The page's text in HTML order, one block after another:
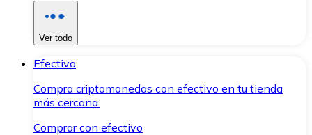
Ver todo
Efectivo
Compra criptomonedas con efectivo en tu tienda
más cercana.
Comprar con efectivo